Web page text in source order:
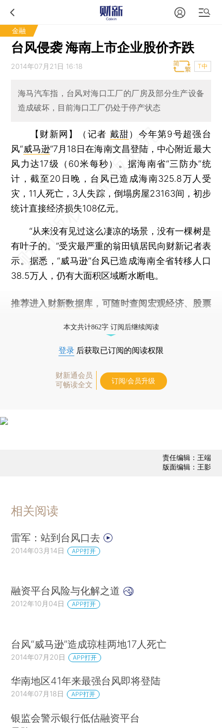
金融
台风侵袭 海南上市企业股价齐跌
2014年07月21日 16:18 T中
海马汽车指，台风对海口工厂的厂房及部分生产设备
造成破坏，目前海口工厂仍处于停产状态
【财新网】（记者 戴甜） 今年第9号超强台
风“威马逊”7月18日在海南文昌登陆，中心附近最大
风力达17级（60米每秒）。据海南省“三防办”统
计，截至20日晚，台风已造成海南325.8万人受
灾，11人死亡，3人失踪，倒塌房屋23163间，初步
统计直接经济损失108亿元。
“从来没有见过这么凄凉的场景，没有一棵树是
有叶子的。”受灾最严重的翁田镇居民向财新记者表
示。据悉，“威马逊”台风已造成海南全省转移人口
38.5万人，仍有大面积区域断水断电。
推荐进入 财新数据库 ，可随时查阅宏观经济、股票
本文共计862字 订阅后继续阅读
登录 后获取已订阅的阅读权限
财新通会员
可畅读全文
订阅/会员升级
责任编辑：王端
版面编辑：王影
相关阅读
雷军：站到台风口去
2014年03月14日 APP打开
融资平台风险与化解之道
2012年10月04日 APP打开
台风“威马逊”造成琼桂两地17人死亡
2014年07月20日 APP打开
华南地区41年来最强台风即将登陆
2014年07月18日 APP打开
银监会警示银行低估融资平台